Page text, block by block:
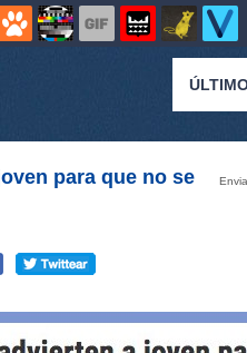
para que no se